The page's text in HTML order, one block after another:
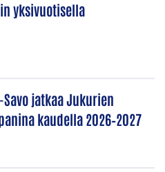
yksivuotisella
jatkaa Jukurien
kaudella 2026–2027